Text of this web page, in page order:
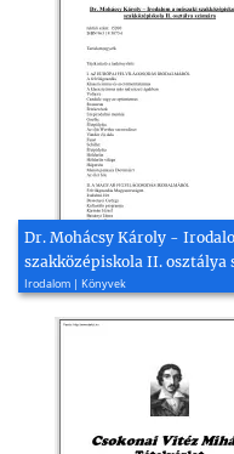
Dr. Mohácsy Károly -
szakközépiskola II. osztálya
Irodalom | Könyvek